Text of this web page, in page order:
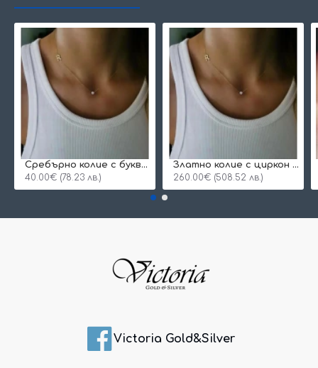
Сребърнo колие с буква и едно камъче
40.00€ (78.23 лв.)
Златно колие с циркон и буква по избор
260.00€ (508.52 лв.)
Victoria Gold&Silver